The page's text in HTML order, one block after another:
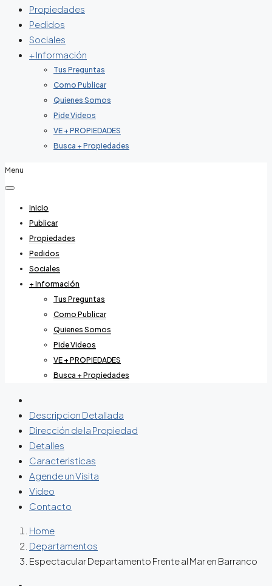
Propiedades
Pedidos
Sociales
+ Información
Tus Preguntas
Como Publicar
Quienes Somos
Pide Videos
VE + PROPIEDADES
Busca + Propiedades
Menu
Inicio
Publicar
Propiedades
Pedidos
Sociales
+ Información
Tus Preguntas
Como Publicar
Quienes Somos
Pide Videos
VE + PROPIEDADES
Busca + Propiedades
Descripcion Detallada
Dirección de la Propiedad
Detalles
Caracteristicas
Agende un Visita
Video
Contacto
Home
Departamentos
Espectacular Departamento Frente al Mar en Barranco